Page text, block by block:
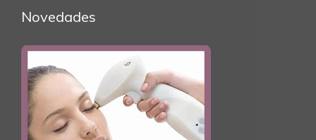
Novedades